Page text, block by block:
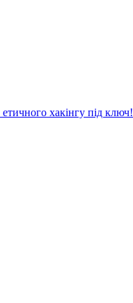
хакінгу під ключ!